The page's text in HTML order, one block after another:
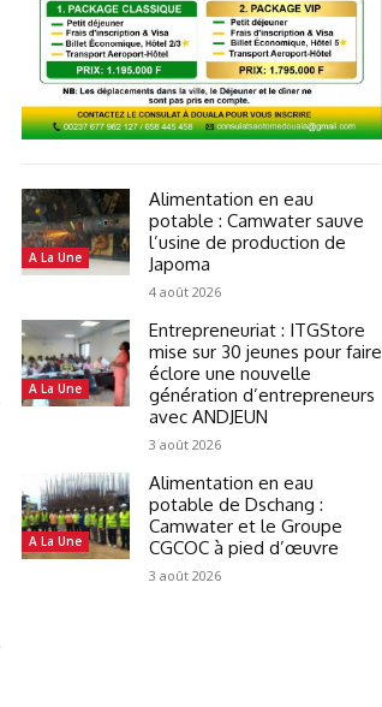
A La Une
Alimentation en eau
potable : Camwater sauve
l’usine de production de
Japoma
4 août 2026
A La Une
Entrepreneuriat : ITGStore
mise sur 30 jeunes pour faire
éclore une nouvelle
génération d’entrepreneurs
avec ANDJEUN
3 août 2026
A La Une
Alimentation en eau
potable de Dschang :
Camwater et le Groupe
CGCOC à pied d’œuvre
3 août 2026